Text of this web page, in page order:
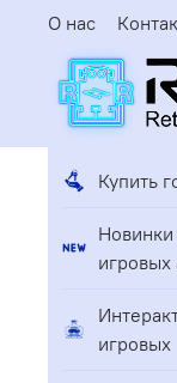
О нас
Купить
Новинки
игровых
игровых